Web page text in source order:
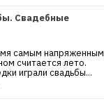
Свадебные
самым напряженным
считается лето.
играли свадьбы...